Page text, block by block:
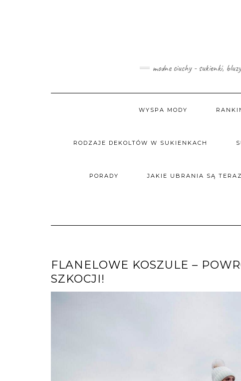
modne ciuchy - sukienki,
WYSPA MODY
RODZAJE DEKOLTÓW W SUKIENKACH
PORADY JAKIE UBRANIA SĄ
FLANELOWE KOSZULE –
SZKOCJI!